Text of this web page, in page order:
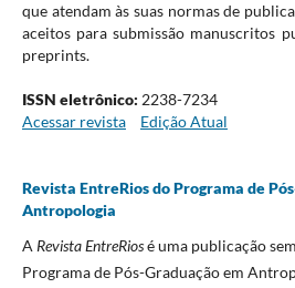
que atendam às suas normas de
aceitos para submissão manuscritos
preprints.
ISSN eletrônico: 2238-7234
Acessar revista
Edição Atual
Revista EntreRios do Programa de
Antropologia
ARevista EntreRiosé uma publicação
Programa de Pós-Graduação em